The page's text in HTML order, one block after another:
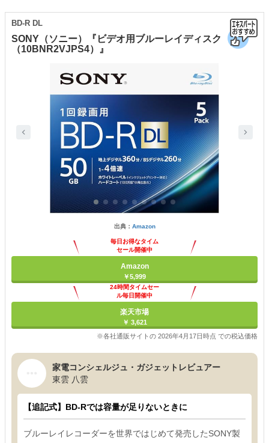
SONY（ソニー）『ビデオ用ブルーレイディスク
（10BNR2VJPS4）』
BD-R DL
出典： Amazon
毎日お得なタイム
セール開催中
Amazon
￥5,999
24時間タイムセー
ル毎日開催中
楽天市場
￥ 3,621
※各社通販サイトの 2026年4月17日時点 での税込価格
家電コンシェルジュ・ガジェットレビュアー
東雲 八雲
【追記式】BD-Rでは容量が足りないときに
ブルーレイレコーダーを世界ではじめて発売したSONY製